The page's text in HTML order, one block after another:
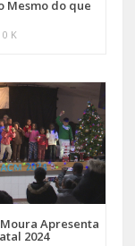
Mesmo do que
0 K
Apresenta
2024